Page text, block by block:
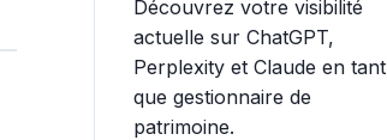
Découvrez votre visibilité
actuelle sur ChatGPT,
Perplexity et Claude en tant
que gestionnaire de
patrimoine.